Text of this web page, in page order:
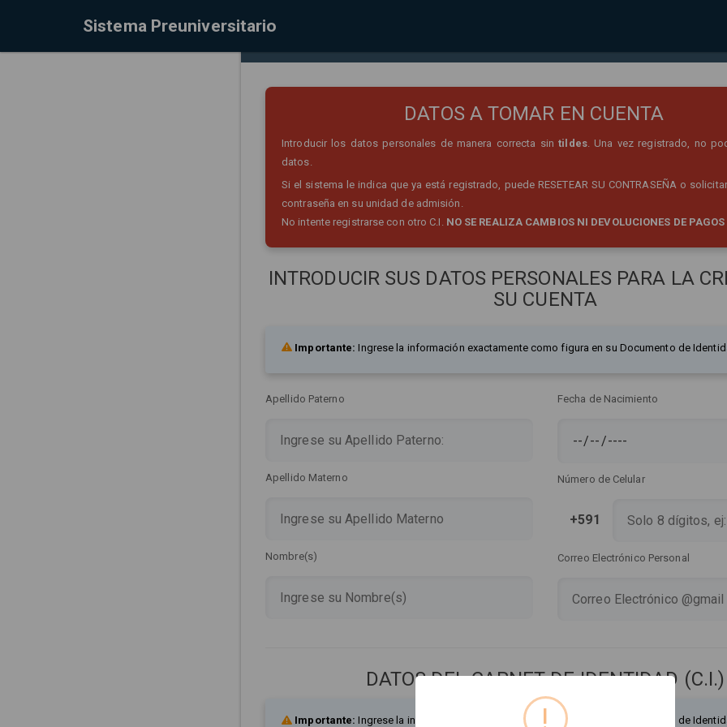
Sistema Preuniversitario
DATOS A TOMAR EN CUENTA
Introducir los datos personales de manera correcta sintildes. Una vez registrado, no
datos.
Si el sistema le indica que ya está registrado, puede RESETEAR SU CONTRASEÑA o
contraseña en su unidad de admisión.
No intente registrarse con otro C.I. NO SE REALIZA CAMBIOS NI DEVOLUCIONES DE
INTRODUCIR SUS DATOS PERSONALES PARA LA
SU CUENTA
Importante: Ingrese la información exactamente como figura en su Documento de
Apellido Paterno
Apellido Materno
Nombre(s)
Fecha de Nacimiento
Número de Celular
+591
Correo Electrónico Personal
DATOS DEL CARNET DE IDENTIDAD (C.I.)
Importante: Ingrese la información exactamente como figura en su Documento de
!